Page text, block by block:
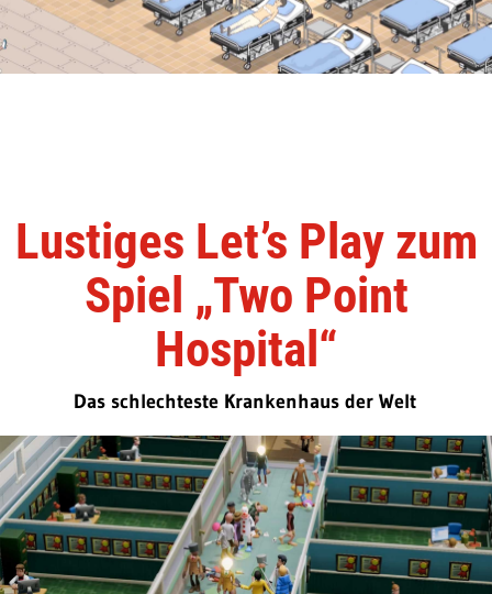
Lustiges Let’s Play zum
Spiel „Two Point
Hospital“
Das schlechteste Krankenhaus der Welt